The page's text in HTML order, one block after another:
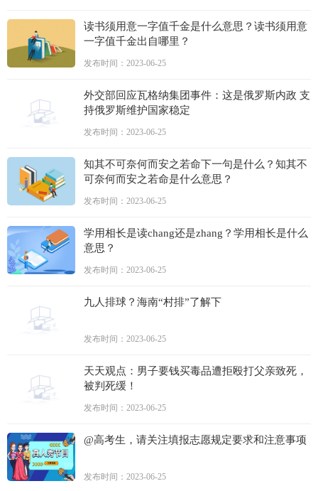
读书须用意一字值千金是什么意思？读书须用意
一字值千金出自哪里？
发布时间：2023-06-25
外交部回应瓦格纳集团事件：这是俄罗斯内政 支
持俄罗斯维护国家稳定
发布时间：2023-06-25
知其不可奈何而安之若命下一句是什么？知其不
可奈何而安之若命是什么意思？
发布时间：2023-06-25
学用相长是读chang还是zhang？学用相长是什么
意思？
发布时间：2023-06-25
九人排球？海南“村排”了解下
发布时间：2023-06-25
天天观点：男子要钱买毒品遭拒殴打父亲致死，
被判死缓！
发布时间：2023-06-25
@高考生，请关注填报志愿规定要求和注意事项
发布时间：2023-06-25